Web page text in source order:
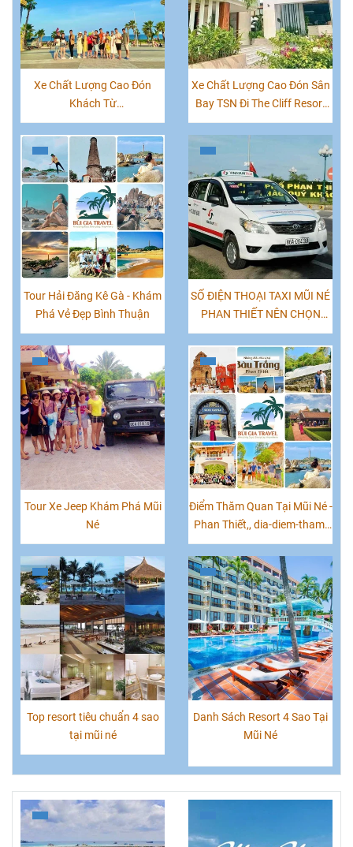
Xe Chất Lượng Cao Đón
Khách Từ
Novaworld|Movenpick Phan
Thiết Đi Sài Gòn "Sân Bay
TSN"
Xe Chất Lượng Cao Đón Sân
Bay TSN Đi The Cliff Resort
Mũi Né
Tour Hải Đăng Kê Gà - Khám
Phá Vẻ Đẹp Bình Thuận
SỐ ĐIỆN THOẠI TAXI MŨI NÉ
PHAN THIẾT NÊN CHỌN
HÃNG XE NÀO TỐT NHẤT
Tour Xe Jeep Khám Phá Mũi
Né
Điểm Thăm Quan Tại Mũi Né -
Phan Thiết,, dia-diem-tham-
quan-phan-thiet, nhung-
diem-tham-quan-tai-mui-ne
Top resort tiêu chuẩn 4 sao
tại mũi né
Danh Sách Resort 4 Sao Tại
Mũi Né